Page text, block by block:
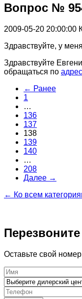
Вопрос №
2009-05-20 20:00:00
Здравствуйте, у
Здравствуйте
обращаться по
← Ранее
1
…
136
137
138
139
140
…
208
Далее →
← Ко всем
Оставьте свой